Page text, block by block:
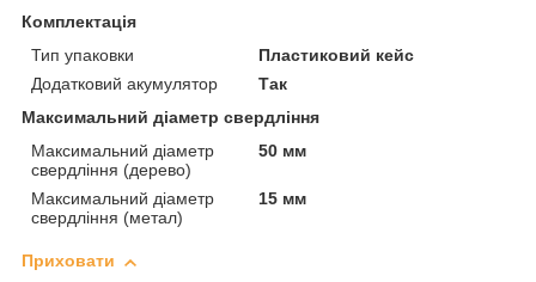
Комплектація
Тип упаковки
Пластиковий кейс
Додатковий акумулятор
Так
Максимальний діаметр свердління
Максимальний діаметр
свердління (дерево)
50 мм
Максимальний діаметр
свердління (метал)
15 мм
Приховати